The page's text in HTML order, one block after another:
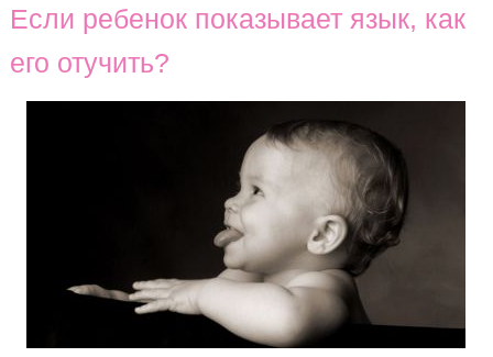
Если ребенок показывает язык, как
его отучить?